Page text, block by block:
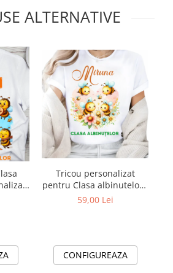
ALTERNATIVE
de
Tricou personalizat
pentru Clasa albinutelor -
un trricou cu Design
59,00 Lei
CONFIGUREAZA